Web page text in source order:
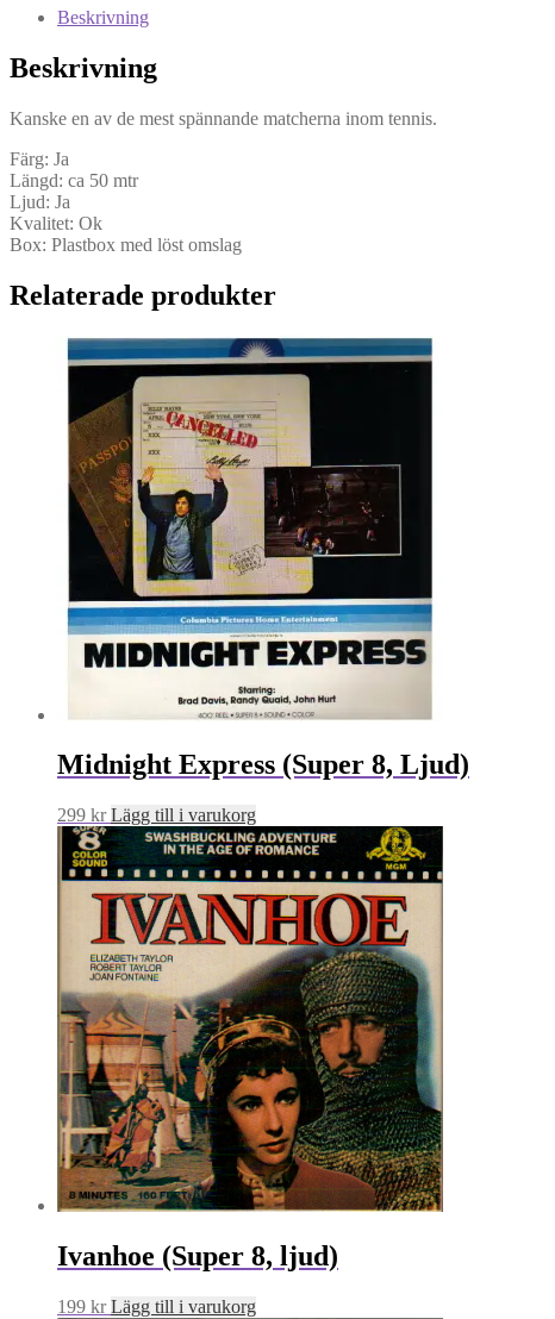
Connors
8,
mängd
Beskrivning
Beskrivning
Kanske en av de mest spännande matcherna inom tennis.
Färg: Ja
Längd: ca 50 mtr
Ljud: Ja
Kvalitet: Ok
Box: Plastbox med löst omslag
Relaterade produkter
Midnight Express (Super 8, Ljud)
299 kr Lägg till i varukorg
Ivanhoe (Super 8, ljud)
199 kr Lägg till i varukorg